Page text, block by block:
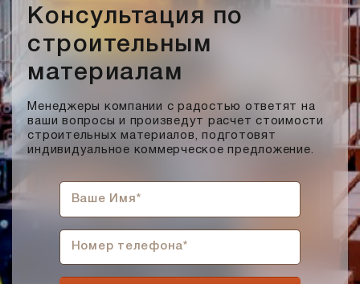
Консультация по
строительным
материалам
Менеджеры компании с радостью ответят на
ваши вопросы и произведут расчет стоимости
строительных материалов, подготовят
индивидуальное коммерческое предложение.